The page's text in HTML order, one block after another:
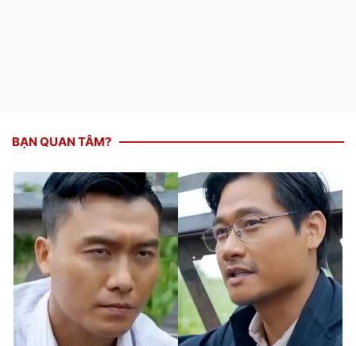
BẠN QUAN TÂM?